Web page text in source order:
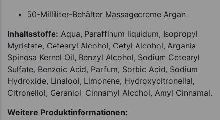
50-Milliliter-Behälter Massagecreme Argan
Inhaltsstoffe: Aqua, Paraffinum liquidum, Isopropyl
Myristate, Cetearyl Alcohol, Cetyl Alcohol, Argania
Spinosa Kernel Oil, Benzyl Alcohol, Sodium Cetearyl
Sulfate, Benzoic Acid, Parfum, Sorbic Acid, Sodium
Hydroxide, Linalool, Limonene, Hydroxycitronellal,
Citronellol, Geraniol, Cinnamyl Alcohol, Amyl Cinnamal.
Weitere Produktinformationen: